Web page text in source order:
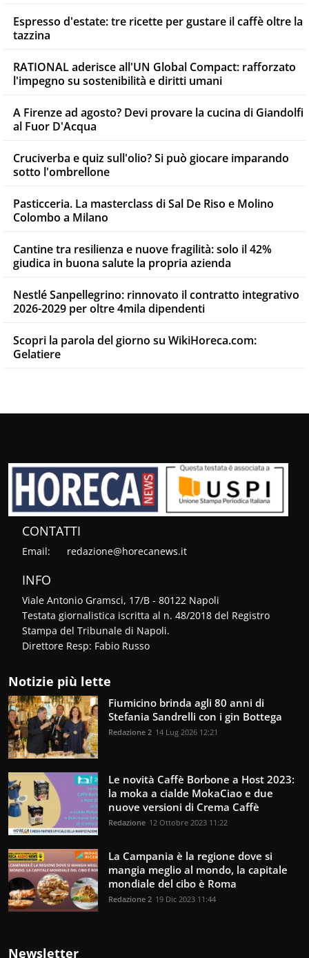
Espresso d'estate: tre ricette per gustare il caffè oltre la
tazzina
RATIONAL aderisce all'UN Global Compact: rafforzato
l'impegno su sostenibilità e diritti umani
A Firenze ad agosto? Devi provare la cucina di Giandolfi
al Fuor D'Acqua
Cruciverba e quiz sull'olio? Si può giocare imparando
sotto l'ombrellone
Pasticceria. La masterclass di Sal De Riso e Molino
Colombo a Milano
Cantine tra resilienza e nuove fragilità: solo il 42%
giudica in buona salute la propria azienda
Nestlé Sanpellegrino: rinnovato il contratto integrativo
2026-2029 per oltre 4mila dipendenti
Scopri la parola del giorno su WikiHoreca.com:
Gelatiere
CONTATTI
Email: redazione@horecanews.it
INFO
Viale Antonio Gramsci, 17/B - 80122 Napoli
Testata giornalistica iscritta al n. 48/2018 del Registro
Stampa del Tribunale di Napoli.
Direttore Resp: Fabio Russo
Notizie più lette
Fiumicino brinda agli 80 anni di
Stefania Sandrelli con i gin Bottega
Redazione 2 14 Lug 2026 12:21
Le novità Caffè Borbone a Host 2023:
la moka a cialde MokaCiao e due
nuove versioni di Crema Caffè
Redazione 12 Ottobre 2023 11:22
La Campania è la regione dove si
mangia meglio al mondo, la capitale
mondiale del cibo è Roma
Redazione 2 19 Dic 2023 11:44
Newsletter